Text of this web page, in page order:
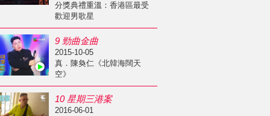
分獎典禮重溫：香港區最受
歡迎男歌星
9 勁曲金曲
2015-10-05
真．陳奐仁《北韓海闊天
空》
10 星期三港案
2016-06-01